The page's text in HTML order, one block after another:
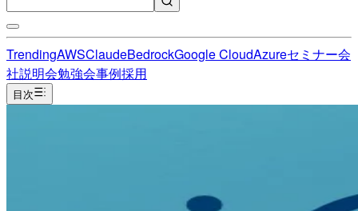
TrendingAWSClaudeBedrockGoogle CloudAzureセミナー会
社説明会勉強会事例採用
目次